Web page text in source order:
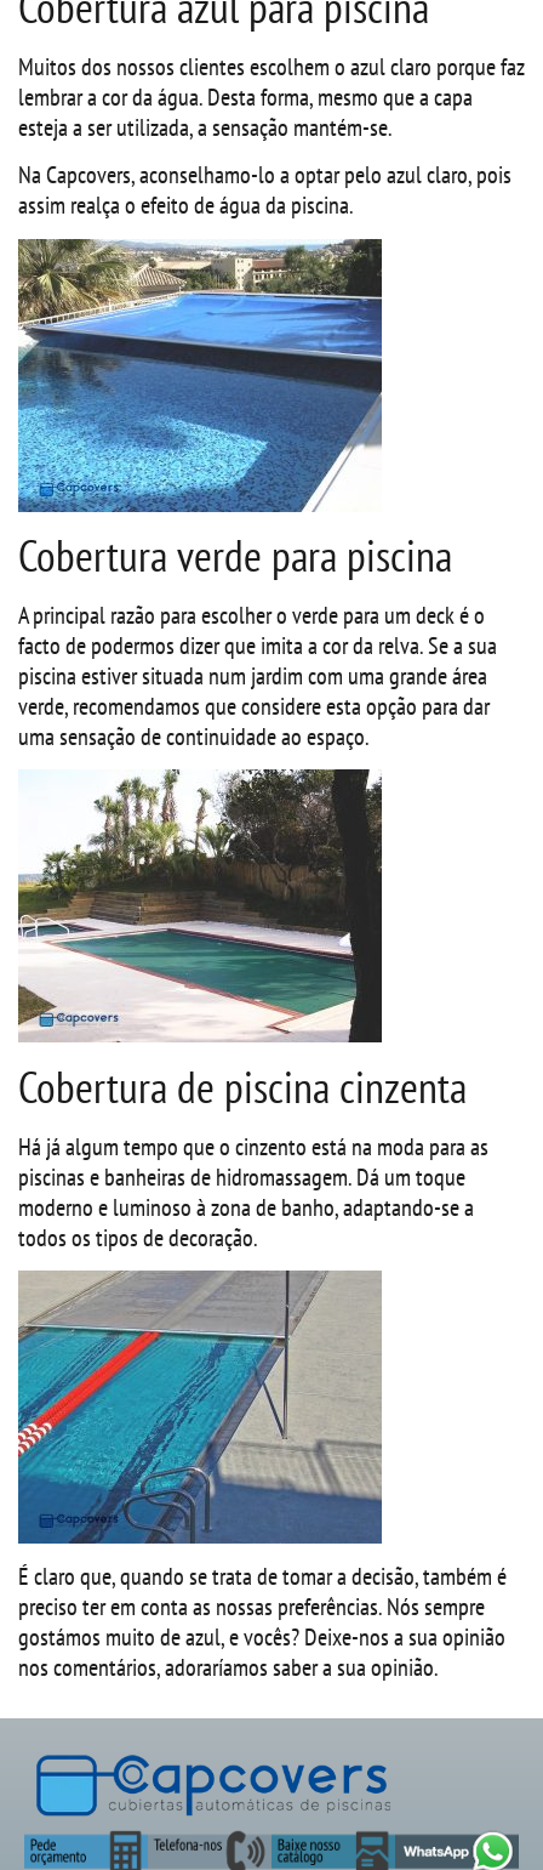
Muitos dos nossos clientes escolhem o azul claro porque faz
lembrar a cor da água. Desta forma, mesmo que a capa
esteja a ser utilizada, a sensação mantém-se.
Na Capcovers, aconselhamo-lo a optar pelo azul claro, pois
assim realça o efeito de água da piscina.
Cobertura verde para piscina
A principal razão para escolher o verde para um deck é o
facto de podermos dizer que imita a cor da relva. Se a sua
piscina estiver situada num jardim com uma grande área
verde, recomendamos que considere esta opção para dar
uma sensação de continuidade ao espaço.
Cobertura de piscina cinzenta
Há já algum tempo que o cinzento está na moda para as
piscinas e banheiras de hidromassagem. Dá um toque
moderno e luminoso à zona de banho, adaptando-se a
todos os tipos de decoração.
É claro que, quando se trata de tomar a decisão, também é
preciso ter em conta as nossas preferências. Nós sempre
gostámos muito de azul, e vocês? Deixe-nos a sua opinião
nos comentários, adoraríamos saber a sua opinião.